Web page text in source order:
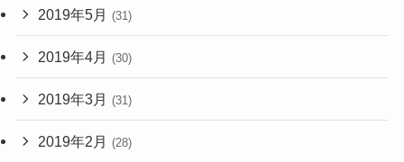
2019年5月 (31)
2019年4月 (30)
2019年3月 (31)
2019年2月 (28)